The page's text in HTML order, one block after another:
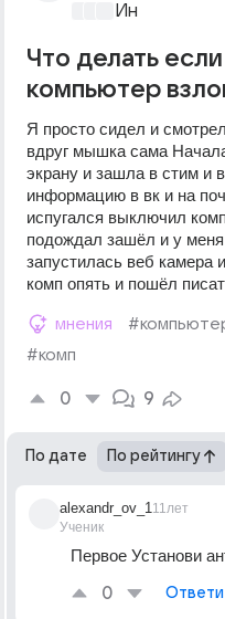
Что делать
компьютер
Я просто сидел и
вдруг мышка сама
экрану и зашла в стим и
информацию в вк и на
испугался выключил
подождал зашёл и у
запустилась веб камера
комп опять и пошёл
мнения
#комп
0 9
По дате По рейтингу
alexandr_ov_1
Ученик
11лет
Первое Установи
0